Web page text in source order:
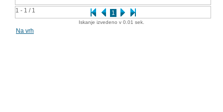
1 - 1 / 1 1
Iskanje izvedeno v 0.01 sek.
Na vrh